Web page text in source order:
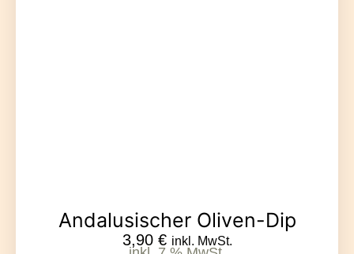
Andalusischer Oliven-Dip
3,90 € inkl. MwSt.